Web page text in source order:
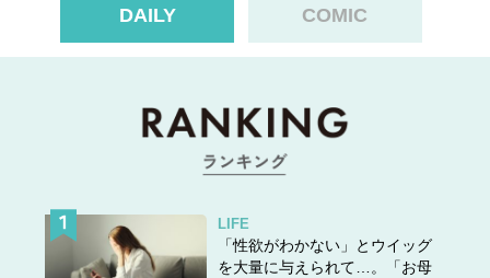
DAILY COMIC
LIFE
「性欲がわかない」とウイッグ
を大量に与えられて…。「お母